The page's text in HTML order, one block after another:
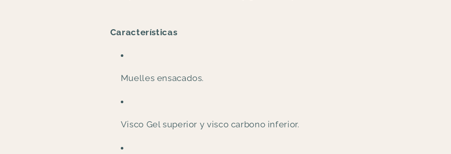
Características
Muelles ensacados.
Visco Gel superior y visco carbono inferior.